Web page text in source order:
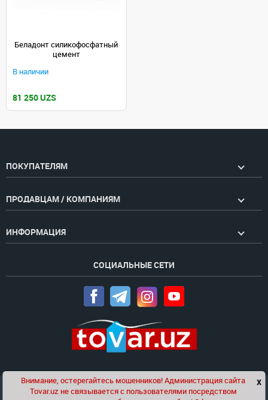
Беладонт силикофосфатный
цемент
В наличии
81 250 UZS
ПОКУПАТЕЛЯМ
ПРОДАВЦАМ / КОМПАНИЯМ
ИНФОРМАЦИЯ
СОЦИАЛЬНЫЕ СЕТИ
Проект компанииGolden Pages
Чат x
Внимание, остерегайтесь мошенников! Администрация сайта
Tovar.uz не связывается с пользователями посредством